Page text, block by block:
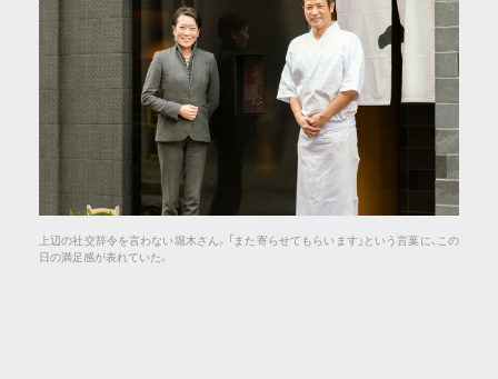
上辺の社交辞令を言わない堀木さん。「また寄らせてもらいます」という言葉に、この
日の満足感が表れていた。